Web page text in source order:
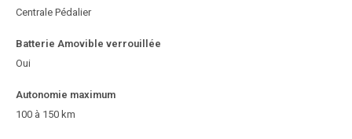
Centrale Pédalier
Batterie Amovible verrouillée
Oui
Autonomie maximum
100 à 150 km